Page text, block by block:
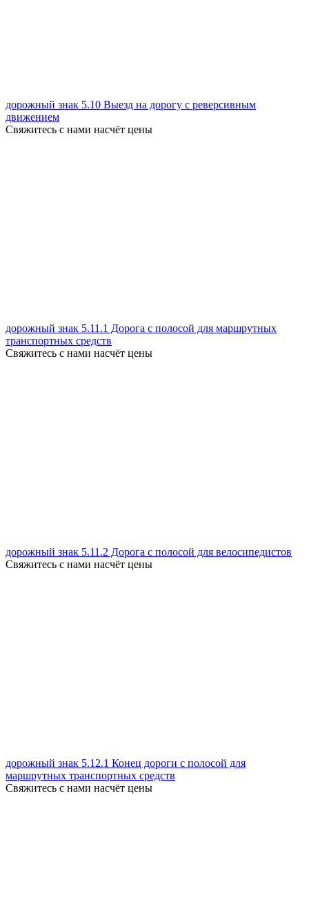
дорожный знак 5.10 Выезд на дорогу с реверсивным
движением
Свяжитесь с нами насчёт цены
дорожный знак 5.11.1 Дорога с полосой для маршрутных
транспортных средств
Свяжитесь с нами насчёт цены
дорожный знак 5.11.2 Дорога с полосой для велосипедистов
Свяжитесь с нами насчёт цены
дорожный знак 5.12.1 Конец дороги с полосой для
маршрутных транспортных средств
Свяжитесь с нами насчёт цены